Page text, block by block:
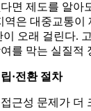
면 제도를 알아
역은 대중교통
오래 걸린다.
를 막는 실질적
·전환 절차
근성 문제가 더